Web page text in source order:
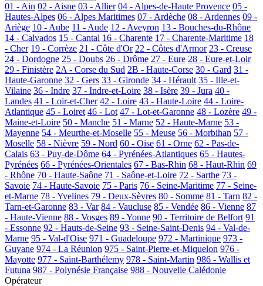
01 - Ain 02 - Aisne 03 - Allier 04 - Alpes-de-Haute Provence 05 -
Hautes-Alpes 06 - Alpes Maritimes 07 - Ardèche 08 - Ardennes 09 -
Ariège 10 - Aube 11 - Aude 12 - Aveyron 13 - Bouches-du-Rhône
14 - Calvados 15 - Cantal 16 - Charente 17 - Charente-Maritime 18
- Cher 19 - Corrèze 21 - Côte d'Or 22 - Côtes d'Armor 23 - Creuse
24 - Dordogne 25 - Doubs 26 - Drôme 27 - Eure 28 - Eure-et-Loir
29 - Finistère 2A - Corse du Sud 2B - Haute-Corse 30 - Gard 31 -
Haute-Garonne 32 - Gers 33 - Gironde 34 - Hérault 35 - Ille-et-
Vilaine 36 - Indre 37 - Indre-et-Loire 38 - Isère 39 - Jura 40 -
Landes 41 - Loir-et-Cher 42 - Loire 43 - Haute-Loire 44 - Loire-
Atlantique 45 - Loiret 46 - Lot 47 - Lot-et-Garonne 48 - Lozère 49 -
Maine-et-Loire 50 - Manche 51 - Marne 52 - Haute-Marne 53 -
Mayenne 54 - Meurthe-et-Moselle 55 - Meuse 56 - Morbihan 57 -
Moselle 58 - Nièvre 59 - Nord 60 - Oise 61 - Orne 62 - Pas-de-
Calais 63 - Puy-de-Dôme 64 - Pyrénées-Atlantiques 65 - Hautes-
Pyrénées 66 - Pyrénées-Orientales 67 - Bas-Rhin 68 - Haut-Rhin 69
- Rhône 70 - Haute-Saône 71 - Saône-et-Loire 72 - Sarthe 73 -
Savoie 74 - Haute-Savoie 75 - Paris 76 - Seine-Maritime 77 - Seine-
et-Marne 78 - Yvelines 79 - Deux-Sèvres 80 - Somme 81 - Tarn 82 -
Tarn-et-Garonne 83 - Var 84 - Vaucluse 85 - Vendée 86 - Vienne 87
- Haute-Vienne 88 - Vosges 89 - Yonne 90 - Territoire de Belfort 91
- Essonne 92 - Hauts-de-Seine 93 - Seine-Saint-Denis 94 - Val-de-
Marne 95 - Val-d'Oise 971 - Guadeloupe 972 - Martinique 973 -
Guyane 974 - La Réunion 975 - Saint-Pierre-et-Miquelon 976 -
Mayotte 977 - Saint-Barthélemy 978 - Saint-Martin 986 - Wallis et
Futuna 987 - Polynésie Française 988 - Nouvelle Calédonie
Opérateur